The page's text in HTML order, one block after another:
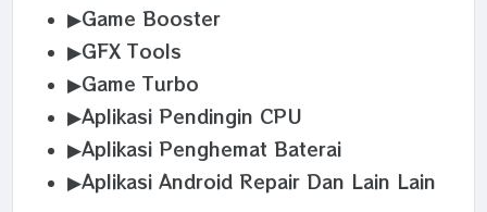
▶Game Booster
▶GFX Tools
▶Game Turbo
▶Aplikasi Pendingin CPU
▶Aplikasi Penghemat Baterai
▶Aplikasi Android Repair Dan Lain Lain